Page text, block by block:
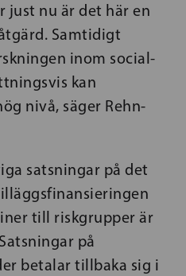
just nu är det här en
Samtidigt
inom social-
kan
nivå, säger Rehn-
satsningar på det
till riskgrupper är
på
betalar tillbaka sig i